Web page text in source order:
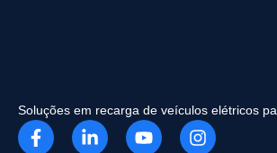
Soluções em recarga de veículos elétricos